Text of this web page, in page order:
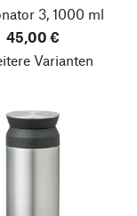
3, 1000 ml
45,00 €
Varianten